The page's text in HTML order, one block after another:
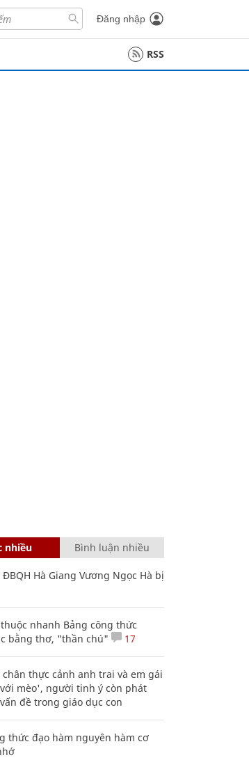
Đăng nhập
RSS
nhiều Bình luận nhiều
Hà Giang Vương Ngọc Hà bị
thuộc nhanh Bảng công thức
bằng thơ, "thần chú"
17
chân thực cảnh anh trai và em gái
mèo', người tinh ý còn phát
đề trong giáo dục con
thức đạo hàm nguyên hàm cơ